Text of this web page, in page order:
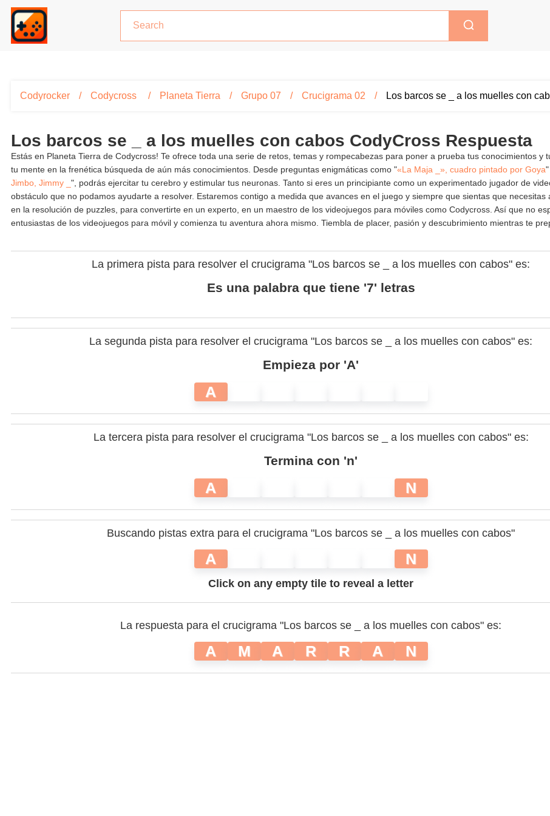
Codyrocker Codycross Planeta Tierra Grupo 07 Crucigrama 02 Los barcos se _ a los muelles con
Los barcos se _ a los muelles con cabos CodyCross Respuesta
Estás en Planeta Tierra de Codycross! Te ofrece toda una serie de retos, temas y rompecabezas para poner a prueba tus conocimientos
tu mente en la frenética búsqueda de aún más conocimientos. Desde preguntas enigmáticas como "«La Maja _», cuadro pintado por Goya
Jimbo, Jimmy _ ", podrás ejercitar tu cerebro y estimular tus neuronas. Tanto si eres un principiante como un experimentado jugador de
obstáculo que no podamos ayudarte a resolver. Estaremos contigo a medida que avances en el juego y siempre que sientas que
en la resolución de puzzles, para convertirte en un experto, en un maestro de los videojuegos para móviles como Codycross. Así que no
entusiastas de los videojuegos para móvil y comienza tu aventura ahora mismo. Tiembla de placer, pasión y descubrimiento mientras te
La primera pista para resolver el crucigrama "Los barcos se _ a los muelles con cabos" es:
Es una palabra que tiene '7' letras
La segunda pista para resolver el crucigrama "Los barcos se _ a los muelles con cabos" es:
Empieza por 'A'
A
La tercera pista para resolver el crucigrama "Los barcos se _ a los muelles con cabos" es:
Termina con 'n'
A N
Buscando pistas extra para el crucigrama "Los barcos se _ a los muelles con cabos"
A N
Click on any empty tile to reveal a letter
La respuesta para el crucigrama "Los barcos se _ a los muelles con cabos" es:
A M A R R A N